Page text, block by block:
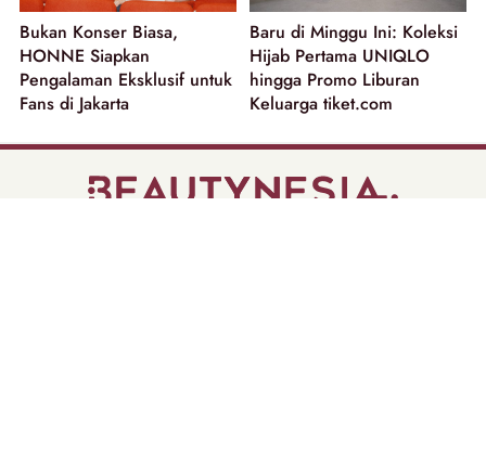
Bukan Konser Biasa,
HONNE Siapkan
Pengalaman Eksklusif untuk
Fans di Jakarta
Baru di Minggu Ini: Koleksi
Hijab Pertama UNIQLO
hingga Promo Liburan
Keluarga tiket.com